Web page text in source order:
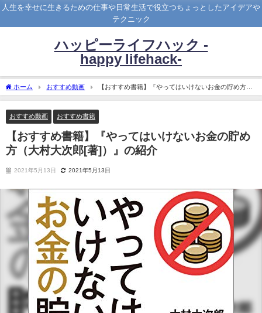
人生を幸せに生きるための仕事や日常生活で役立つちょっとしたアイデアや
テクニック
ハッピーライフハック -
happy lifehack-
ホーム おすすめ動画
【おすすめ書籍】『やってはいけないお金の貯め方
（大村大次郎[著]）』の紹介
おすすめ動画 おすすめ書籍
【おすすめ書籍】『やってはいけないお金の貯め
方（大村大次郎[著]）』の紹介
2021年5月13日 2021年5月13日